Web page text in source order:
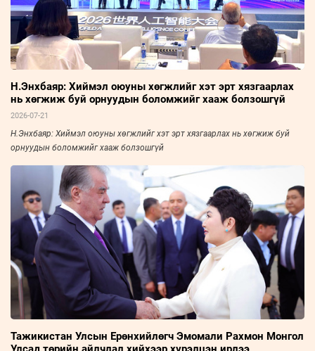
Н.Энхбаяр: Хиймэл оюуны хөгжлийг хэт эрт хязгаарлах
нь хөгжиж буй орнуудын боломжийг хааж болзошгүй
2026-07-21
Н.Энхбаяр: Хиймэл оюуны хөгжлийг хэт эрт хязгаарлах нь хөгжиж буй
орнуудын боломжийг хааж болзошгүй
Тажикистан Улсын Ерөнхийлөгч Эмомали Рахмон Монгол